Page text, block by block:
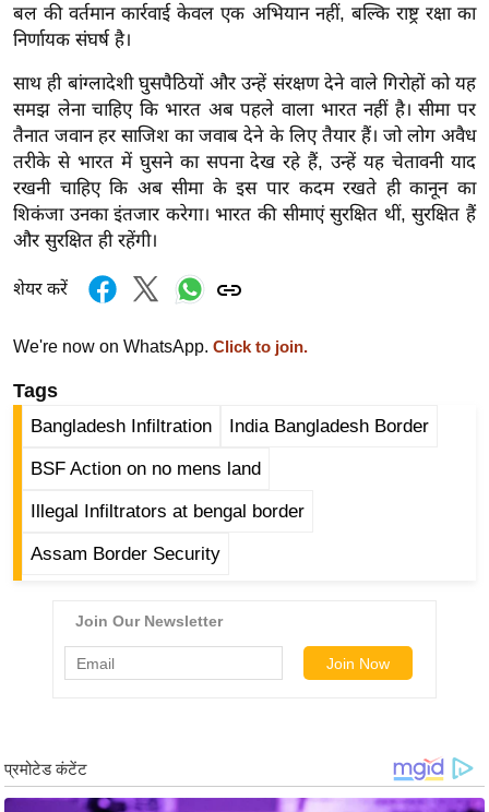
ल्म
स
मी
क्षा
B
r
e
a
k
e
w
ला
इ
स्टा
ब्यू
टी
बल की वर्तमान कार्रवाई केवल एक अभियान नहीं, बल्कि राष्ट्र रक्षा का
निर्णायक संघर्ष है।
साथ ही बांग्लादेशी घुसपैठियों और उन्हें संरक्षण देने वाले गिरोहों को यह
समझ लेना चाहिए कि भारत अब पहले वाला भारत नहीं है। सीमा पर
तैनात जवान हर साजिश का जवाब देने के लिए तैयार हैं। जो लोग अवैध
तरीके से भारत में घुसने का सपना देख रहे हैं, उन्हें यह चेतावनी याद
रखनी चाहिए कि अब सीमा के इस पार कदम रखते ही कानून का
शिकंजा उनका इंतजार करेगा। भारत की सीमाएं सुरक्षित थीं, सुरक्षित हैं
और सुरक्षित ही रहेंगी।
शेयर करें
We're now on WhatsApp. Click to join.
Tags
Bangladesh Infiltration India Bangladesh Border
BSF Action on no mens land
Illegal Infiltrators at bengal border
Assam Border Security